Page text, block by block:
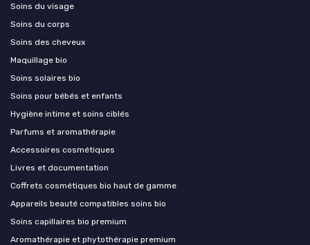
Soins du visage
Soins du corps
Soins des cheveux
Maquillage bio
Soins solaires bio
Soins pour bébés et enfants
Hygiène intime et soins ciblés
Parfums et aromathérapie
Accessoires cosmétiques
Livres et documentation
Coffrets cosmétiques bio haut de gamme
Appareils beauté compatibles soins bio
Soins capillaires bio premium
Aromathérapie et phytothérapie premium